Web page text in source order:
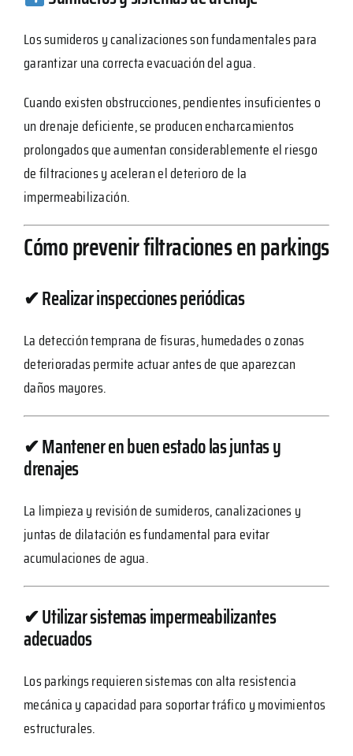
Los sumideros y canalizaciones son fundamentales para
garantizar una correcta evacuación del agua.
Cuando existen obstrucciones, pendientes insuficientes o
un drenaje deficiente, se producen encharcamientos
prolongados que aumentan considerablemente el riesgo
de filtraciones y aceleran el deterioro de la
impermeabilización.
Cómo prevenir filtraciones en parkings
✔ Realizar inspecciones periódicas
La detección temprana de fisuras, humedades o zonas
deterioradas permite actuar antes de que aparezcan
daños mayores.
✔ Mantener en buen estado las juntas y
drenajes
La limpieza y revisión de sumideros, canalizaciones y
juntas de dilatación es fundamental para evitar
acumulaciones de agua.
✔ Utilizar sistemas impermeabilizantes
adecuados
Los parkings requieren sistemas con alta resistencia
mecánica y capacidad para soportar tráfico y movimientos
estructurales.